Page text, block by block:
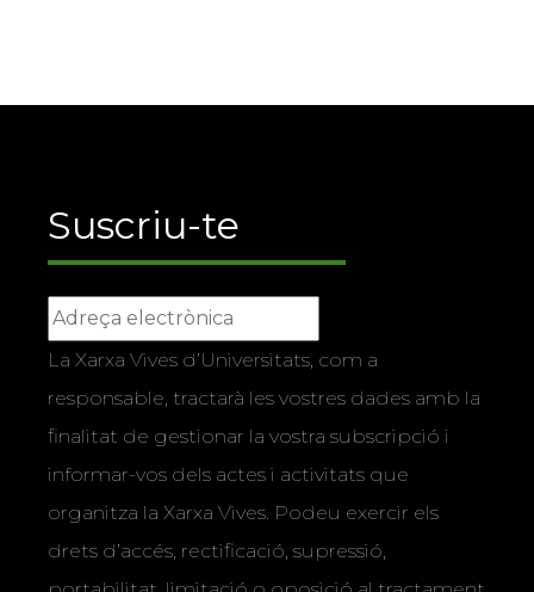
Suscriu-te
La Xarxa Vives d’Universitats, com a
responsable, tractarà les vostres dades amb la
finalitat de gestionar la vostra subscripció i
informar-vos dels actes i activitats que
organitza la Xarxa Vives. Podeu exercir els
drets d’accés, rectificació, supressió,